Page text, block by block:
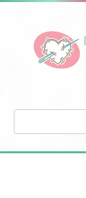
Перейти
контенту
Поиск: